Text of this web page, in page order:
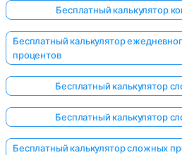
Бесплатный калькулятор
Бесплатный калькулятор
процентов
Бесплатный калькулятор
Бесплатный калькулятор
Бесплатный калькулятор сложных